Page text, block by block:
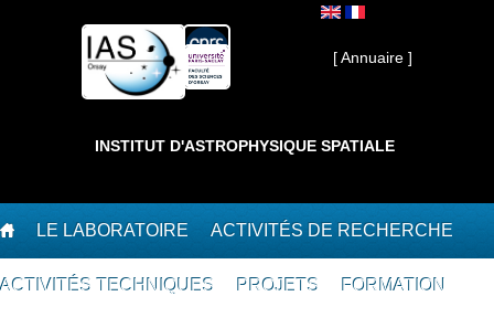
Interne ]
[ Annuaire ]
INSTITUT D'ASTROPHYSIQUE SPATIALE
LE LABORATOIRE ACTIVITÉS DE RECHERCHE
ACTIVITÉS TECHNIQUES PROJETS FORMATION